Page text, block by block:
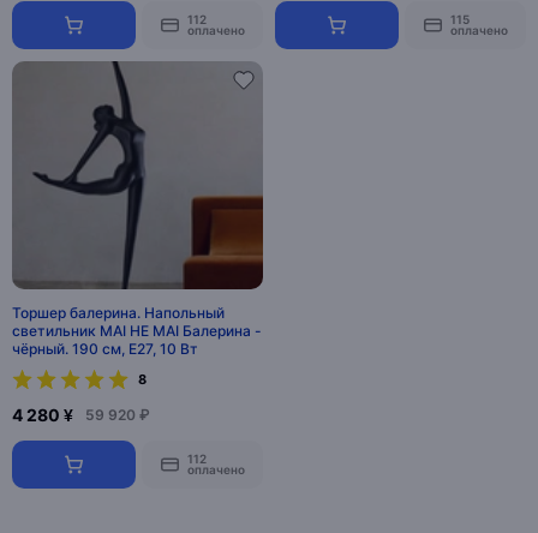
112
оплачено
115
оплачено
Торшер балерина. Напольный
светильник MAI HE MAI Балерина -
чёрный. 190 см, E27, 10 Вт
8
4 280 ¥ 59 920 ₽
112
оплачено